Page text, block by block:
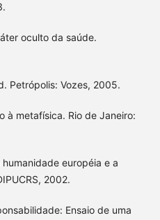
oculto da saúde.
Petrópolis: Vozes, 2005.
à metafísica. Rio de Janeiro:
humanidade européia e a
2002.
Ensaio de uma